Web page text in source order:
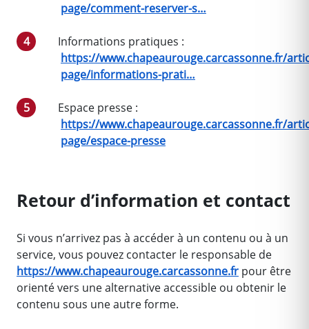
page/comment-reserver-s…
Informations pratiques :
https://www.chapeaurouge.carcassonne.fr/
page/informations-prati…
Espace presse :
https://www.chapeaurouge.carcassonne.fr/
page/espace-presse
Retour d’information et contact
Si vous n’arrivez pas à accéder à un contenu ou à un
service, vous pouvez contacter le responsable de
https://www.chapeaurouge.carcassonne.fr pour être
orienté vers une alternative accessible ou obtenir le
contenu sous une autre forme.